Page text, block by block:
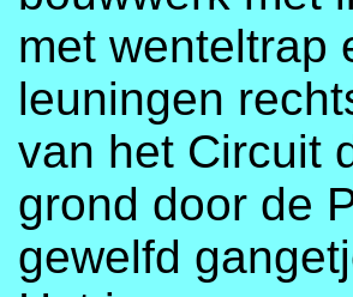
met wenteltrap
leuningen
van het Circuit
grond door de
gewelfd